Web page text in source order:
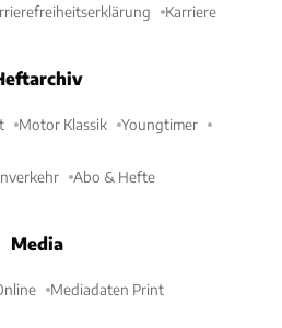
Karriere
Motor Klassik Youngtimer
Abo & Hefte
Media
Mediadaten Print